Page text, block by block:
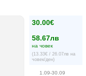
30.00€
58.67лв
на човек
(13.33€ / 26.07лв на
човек/ден)
1.09-30.09